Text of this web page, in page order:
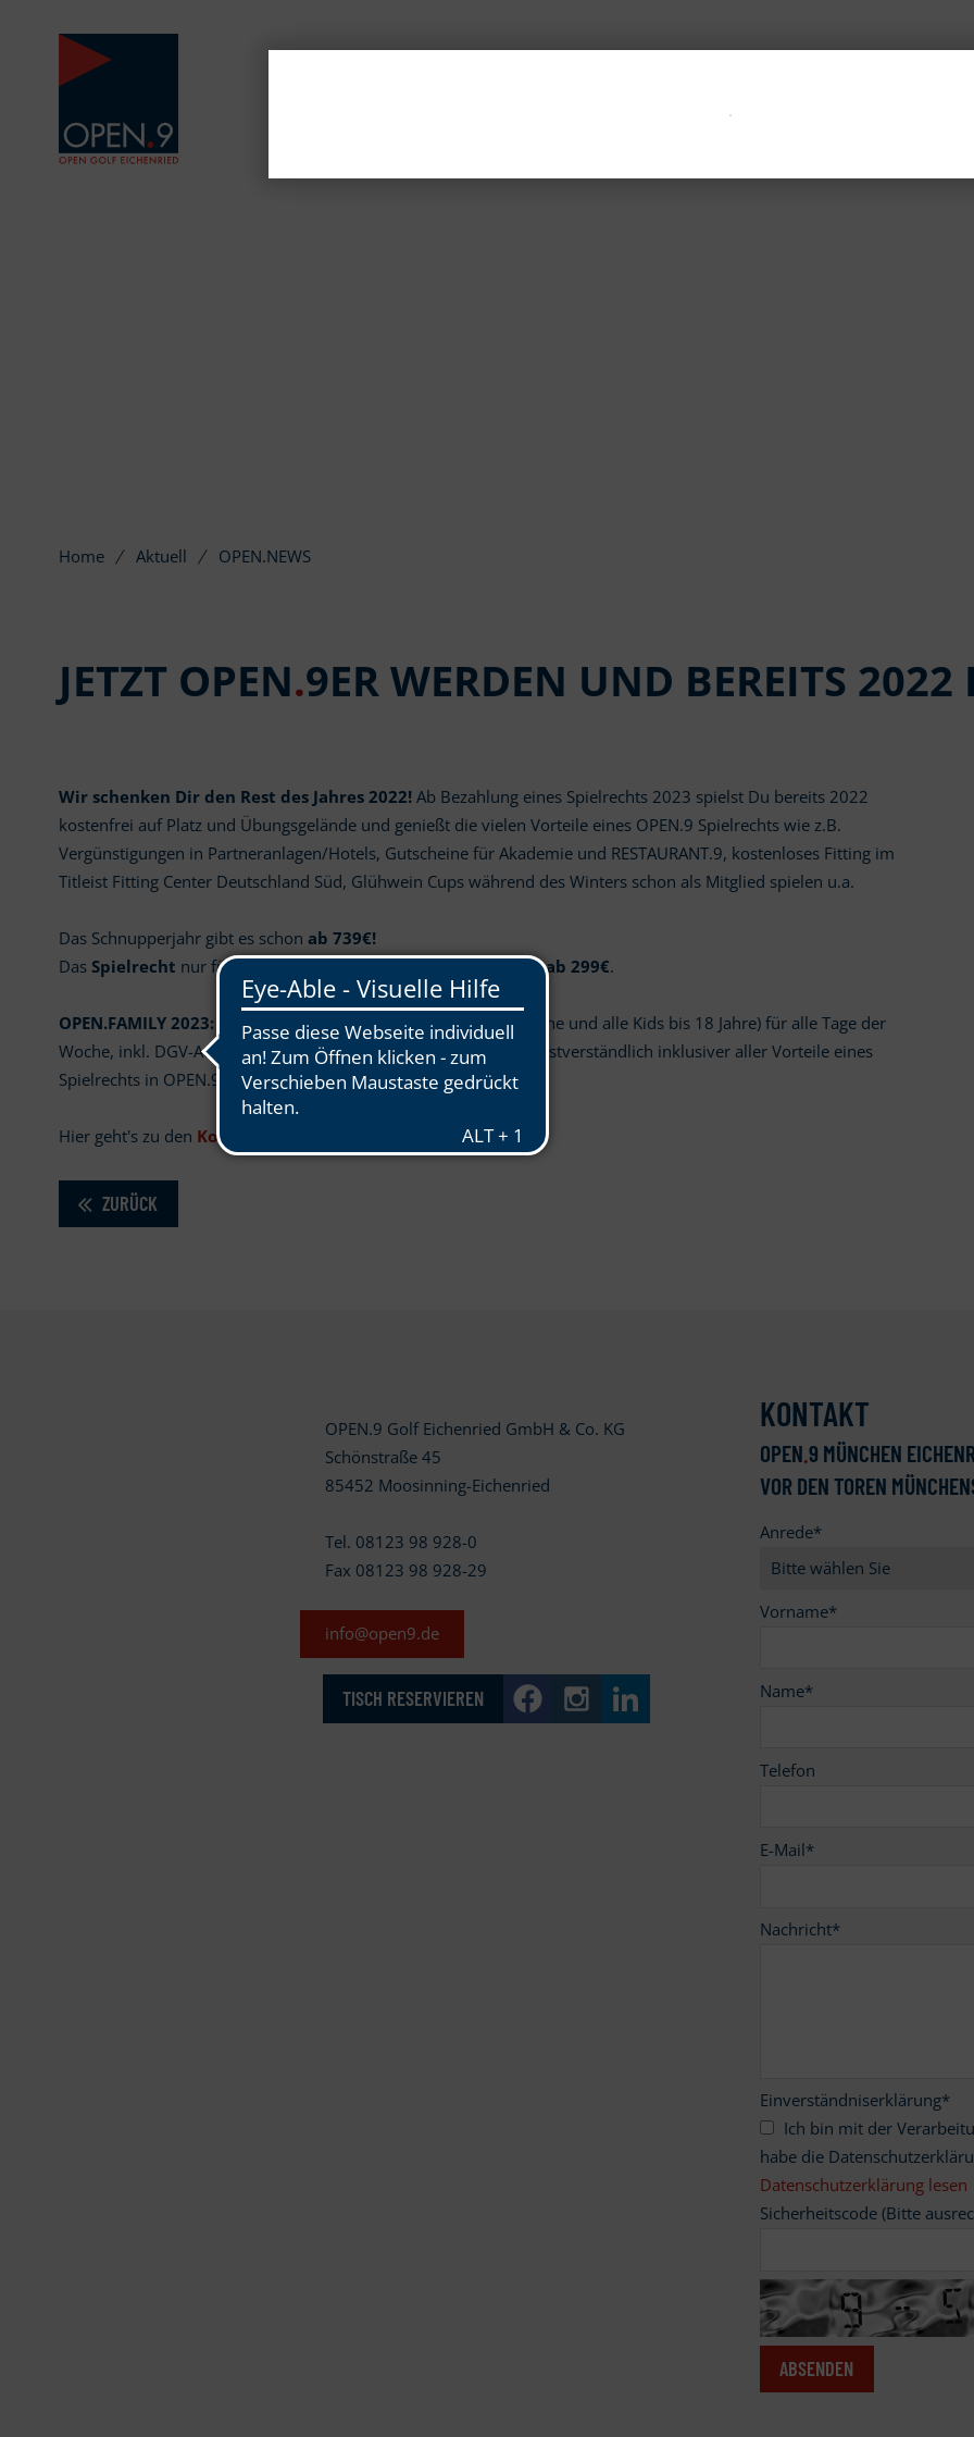
Home Aktuell OPEN.NEWS
JETZT OPEN.9ER WERDEN UND BEREITS 2022
Wir schenken Dir den Rest des Jahres 2022!Ab Bezahlung eines Spielrechts 2023 spielst Du bereits 2022
kostenfrei auf Platz und Übungsgelände und genießt die vielen Vorteile eines OPEN.9 Spielrechts wie z.B.
Vergünstigungen in Partneranlagen/Hotels, Gutscheine für Akademie und RESTAURANT.9, kostenloses Fitting im
Titleist Fitting Center Deutschland Süd, Glühwein Cups während des Winters schon als Mitglied spielen u.a.
Das Schnupperjahr gibt es schon ab 739€!
DasSpielrecht nur für den Rest des Jahres (bis 31.12.22) gibt esab 299€.
OPEN.FAMILY 2023: Spielrecht für die ganze Familie (2 Erwachsene und alle Kids bis 18 Jahre) für alle Tage der
Woche, inkl. DGV-Ausweis/Handicapführung fürnur 1.790€
. Selbstverständlich inklusiver aller Vorteile eines
Spielrechts in OPEN.9!
Hier geht's zu den Konditionen 2023
ZURÜCK
OPEN.9 Golf Eichenried GmbH & Co. KG
Schönstraße 45
85452 Moosinning-Eichenried
Tel. 08123 98 928-0
Fax 08123 98 928-29
info@open9.de
TISCH RESERVIEREN
KONTAKT
OPEN.9 MÜNCHEN
VOR DEN TOREN
Anrede*
Vorname*
Name*
Telefon
E-Mail*
Nachricht*
Einverständniserklärung*
habe die
Datenschutzerklärung lesen
Sicherheitscode (Bitte